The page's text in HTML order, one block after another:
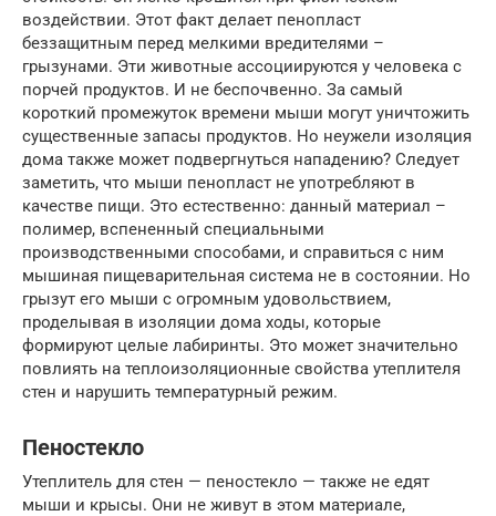
воздействии. Этот факт делает пенопласт
беззащитным перед мелкими вредителями –
грызунами. Эти животные ассоциируются у человека с
порчей продуктов. И не беспочвенно. За самый
короткий промежуток времени мыши могут уничтожить
существенные запасы продуктов. Но неужели изоляция
дома также может подвергнуться нападению? Следует
заметить, что мыши пенопласт не употребляют в
качестве пищи. Это естественно: данный материал –
полимер, вспененный специальными
производственными способами, и справиться с ним
мышиная пищеварительная система не в состоянии. Но
грызут его мыши с огромным удовольствием,
проделывая в изоляции дома ходы, которые
формируют целые лабиринты. Это может значительно
повлиять на теплоизоляционные свойства утеплителя
стен и нарушить температурный режим.
Пеностекло
Утеплитель для стен — пеностекло — также не едят
мыши и крысы. Они не живут в этом материале,